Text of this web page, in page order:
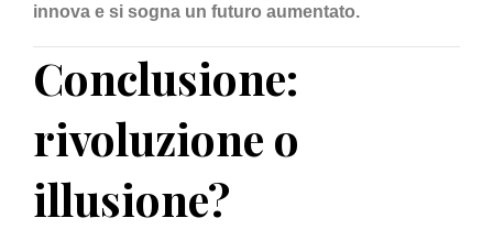
innova e si sogna un futuro aumentato.
Conclusione:
rivoluzione o
illusione?